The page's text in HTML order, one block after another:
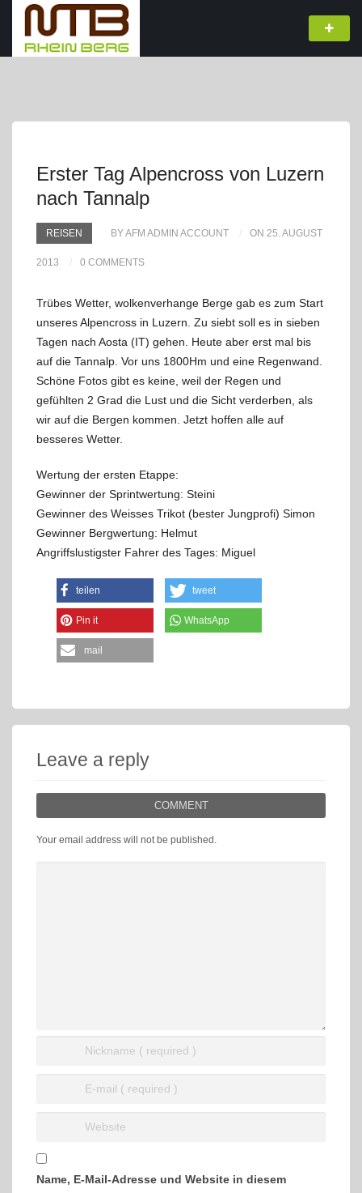
Erster Tag Alpencross von Luzern
nach Tannalp
REISEN BY AFM ADMIN ACCOUNT ON 25. AUGUST
2013 0 COMMENTS
Trübes Wetter, wolkenverhange Berge gab es zum Start
unseres Alpencross in Luzern. Zu siebt soll es in sieben
Tagen nach Aosta (IT) gehen. Heute aber erst mal bis
auf die Tannalp. Vor uns 1800Hm und eine Regenwand.
Schöne Fotos gibt es keine, weil der Regen und
gefühlten 2 Grad die Lust und die Sicht verderben, als
wir auf die Bergen kommen. Jetzt hoffen alle auf
besseres Wetter.
Wertung der ersten Etappe:
Gewinner der Sprintwertung: Steini
Gewinner des Weisses Trikot (bester Jungprofi) Simon
Gewinner Bergwertung: Helmut
Angriffslustigster Fahrer des Tages: Miguel
teilen tweet
Pin it WhatsApp
mail
Leave a reply
COMMENT
Your email address will not be published.
Name, E-Mail-Adresse und Website in diesem